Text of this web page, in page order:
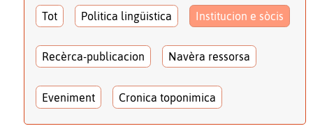
Tot Politica lingüistica Institucion e sòcis
Recèrca-publicacion Navèra ressorsa
Eveniment Cronica toponimica